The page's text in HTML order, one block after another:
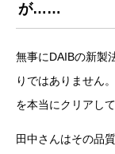
が……
無事にDAIBの新製
りではありません
を本当にクリアし
田中さんはその品